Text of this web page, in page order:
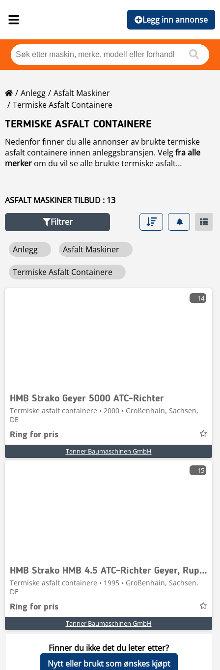
Legg inn annonse
Anlegg
Asfalt Maskiner
Termiske Asfalt Containere
TERMISKE ASFALT CONTAINERE
Nedenfor finner du alle annonser av brukte termiske
asfalt containere innen anleggsbransjen. Velgfra alle
merker om du vil se alle brukte termiske asfalt
klikkeherkan du fylle ut en forespørsel med hva du er
ute etter og beskrive hvilke type av anleggsmaskin eller
anleggsutstyr du ser etter.
ASFALT MASKINER TILBUD : 13
Filtrer
Anlegg Asfalt Maskiner
Termiske Asfalt Containere
14
HMB Strako Geyer 5000 ATC-Richter
Termiske asfalt containere • 2000 • Großenhain, Sachsen,
DE
Ring for pris
Tanner Baumaschinen GmbH
15
HMB Strako HMB 4.5 ATC-Richter Geyer, Rupprecht
Termiske asfalt containere • 1995 • Großenhain, Sachsen,
DE
Ring for pris
Tanner Baumaschinen GmbH
Finner du ikke det du leter etter?
Nytt eller brukt som ønskes kjøpt